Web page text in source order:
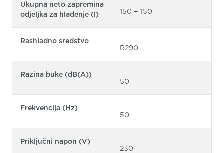
Ukupna neto zapremina
odjeljka za hlađenje (l)
150 + 150
Rashladno sredstvo
R290
Razina buke (dB(A))
50
Frekvencija (Hz)
50
Priključni napon (V)
230